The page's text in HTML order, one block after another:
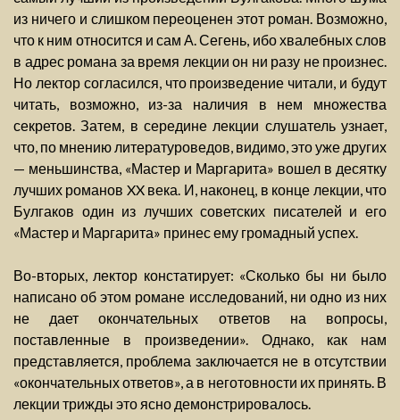
из ничего и слишком переоценен этот роман. Возможно,
что к ним относится и сам А. Сегень, ибо хвалебных слов
в адрес романа за время лекции он ни разу не произнес.
Но лектор согласился, что произведение читали, и будут
читать, возможно, из-за наличия в нем множества
секретов. Затем, в середине лекции слушатель узнает,
что, по мнению литературоведов, видимо, это уже других
— меньшинства, «Мастер и Маргарита» вошел в десятку
лучших романов XX века. И, наконец, в конце лекции, что
Булгаков один из лучших советских писателей и его
«Мастер и Маргарита» принес ему громадный успех.
Во-вторых, лектор констатирует: «Сколько бы ни было
написано об этом романе исследований, ни одно из них
не дает окончательных ответов на вопросы,
поставленные в произведении». Однако, как нам
представляется, проблема заключается не в отсутствии
«окончательных ответов», а в неготовности их принять. В
лекции трижды это ясно демонстрировалось.